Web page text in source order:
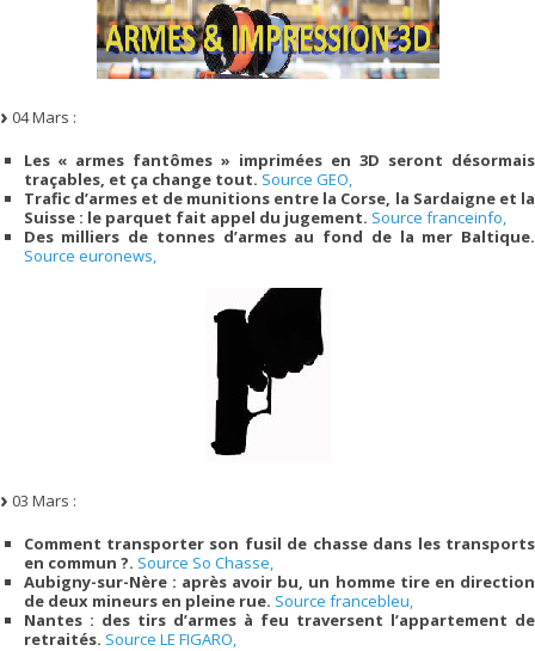
04 Mars :
Les « armes fantômes » imprimées en 3D seront désormais
traçables, et ça change tout. Source GEO,
Trafic d’armes et de munitions entre la Corse, la Sardaigne et la
Suisse : le parquet fait appel du jugement. Source franceinfo,
Des milliers de tonnes d’armes au fond de la mer Baltique.
Source euronews,
03 Mars :
Comment transporter son fusil de chasse dans les transports
en commun ?. Source So Chasse,
Aubigny-sur-Nère : après avoir bu, un homme tire en direction
de deux mineurs en pleine rue. Source francebleu,
Nantes : des tirs d’armes à feu traversent l’appartement de
retraités. Source LE FIGARO,